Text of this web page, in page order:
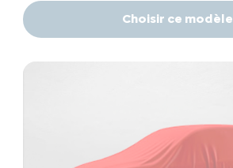
Choisir ce modèle